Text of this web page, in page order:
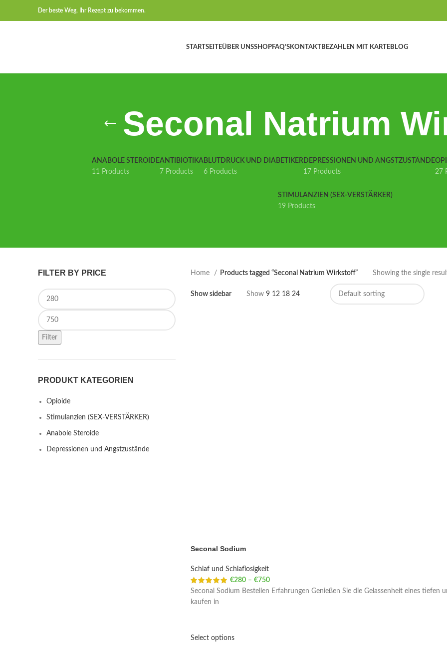
Der beste Weg, Ihr Rezept zu bekommen.
STARTSEITEÜBER UNSSHOPFAQ’SKONTAKTBEZAHLEN MIT KARTEBLOG
Seconal Natrium
ANABOLE STEROIDE
11 Products
ANTIBIOTIKA
7 Products
BLUTDRUCK UND DIABETIKER
6 Products
DEPRESSIONEN UND ANGSTZUSTÄNDE
17 Products
27
STIMULANZIEN (SEX-VERSTÄRKER)
19 Products
FILTER BY PRICE
Min price
Max price
Filter
PRODUKT KATEGORIEN
Opioide
Stimulanzien (SEX-VERSTÄRKER)
Anabole Steroide
Depressionen und Angstzustände
Home Products tagged “Seconal Natrium Wirkstoff” Showing the single
Show sidebar Show 9 12 18 24
Seconal Sodium
Schlaf und Schlaflosigkeit
€280 – €750Price range: €280 through €750
Seconal Sodium Bestellen Erfahrungen Genießen Sie die Gelassenheit eines
kaufen in
Select options